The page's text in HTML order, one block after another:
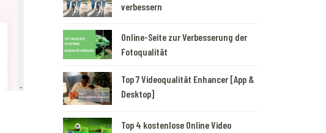
verbessern
Online-Seite zur Verbesserung der
Fotoqualität
Top 7 Videoqualität Enhancer [App &
Desktop]
Top 4 kostenlose Online Video